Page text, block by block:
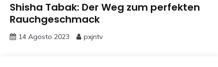
Shisha Tabak: Der Weg zum perfekten
Rauchgeschmack
14 Agosto 2023 pxjntv